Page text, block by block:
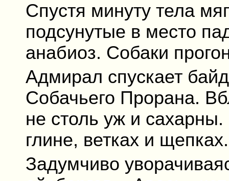
Спустя минуту тела
подсунутые в место
анабиоз. Собаки
Адмирал спускает
Собачьего Прорана.
не столь уж и
глине, ветках и щепках.
Задумчиво